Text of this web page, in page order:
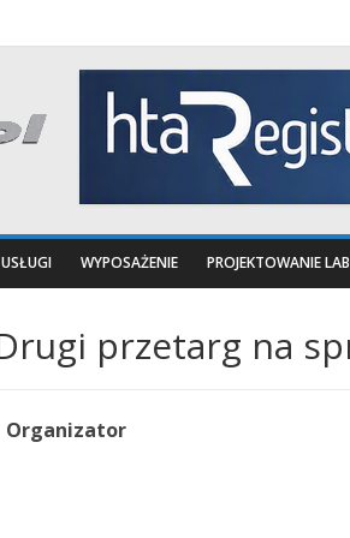
USŁUGI WYPOSAŻENIE PROJEKTOWANIE
przetarg na
Organizator